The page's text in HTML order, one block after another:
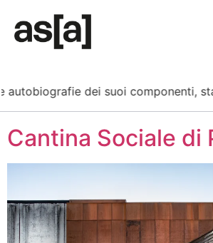
dei suoi componenti,
Cantina Sociale di